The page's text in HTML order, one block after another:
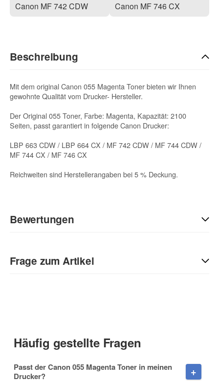
Canon MF 742 CDW Canon MF 746 CX
Beschreibung
Mit dem original Canon 055 Magenta Toner bieten wir Ihnen
gewohnte Qualität vom Drucker- Hersteller.
Der Original 055 Toner, Farbe: Magenta, Kapazität: 2100
Seiten, passt garantiert in folgende Canon Drucker:
LBP 663 CDW / LBP 664 CX / MF 742 CDW / MF 744 CDW /
MF 744 CX / MF 746 CX
Reichweiten sind Herstellerangaben bei 5 % Deckung.
Bewertungen
Sie Anderen bei der Kaufentscheidung:
Frage zum Artikel
Häufig gestellte Fragen
Passt der Canon 055 Magenta Toner in meinen
Drucker?